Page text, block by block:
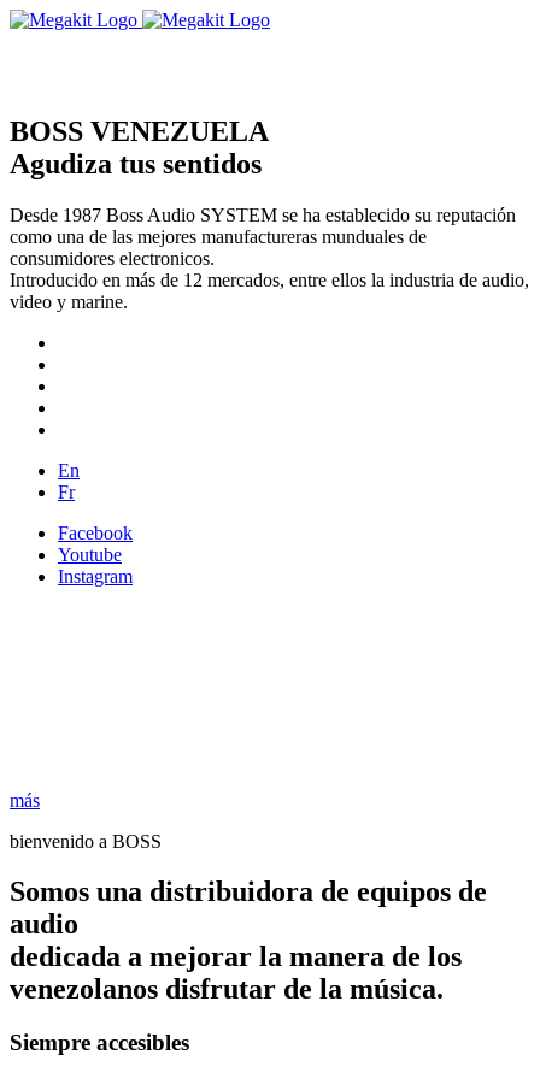
BOSS VENEZUELA
Agudiza tus sentidos
Desde 1987 Boss Audio SYSTEM se ha establecido su reputación
como una de las mejores manufactureras munduales de
consumidores electronicos.
Introducido en más de 12 mercados, entre ellos la industria de audio,
video y marine.
En
Fr
Facebook
Youtube
Instagram
más
bienvenido a BOSS
Somos una distribuidora de equipos de
audio
dedicada a mejorar la manera de los
venezolanos disfrutar de la música.
Siempre accesibles